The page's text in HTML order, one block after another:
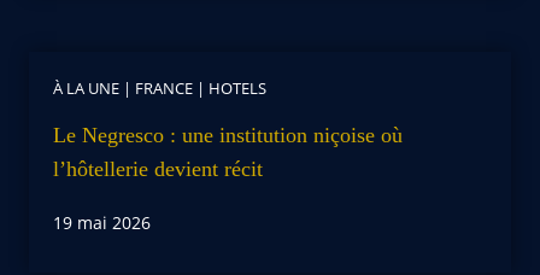
À LA UNE | FRANCE | HOTELS
Le Negresco : une institution niçoise où
l’hôtellerie devient récit
19 mai 2026